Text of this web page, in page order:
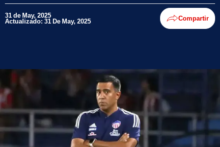
31 de May, 2025
Actualizado: 31 De May, 2025 Compartir